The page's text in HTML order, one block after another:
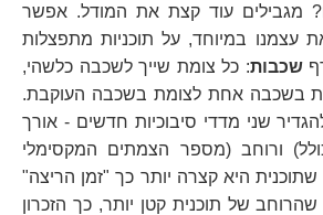
מגבילים עוד קצת את המודל. אפשר
עצמנו במיוחד, על תוכניות מתפצלות
שכבות: כל צומת שייך לשכבה כלשהי,
בשכבה אחת לצומת בשכבה העוקבת.
שני מדדי סיבוכיות חדשים - אורך
ורוחב (מספר הצמתים המקסימלי
היא קצרה יותר כך "זמן הריצה"
של תוכנית קטן יותר, כך הזכרון